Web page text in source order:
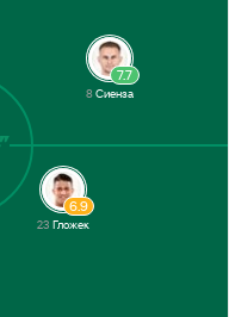
7.7
8Сиенза
6.9
23 Гложек